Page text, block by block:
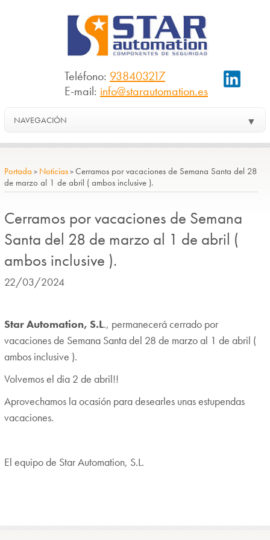
Teléfono: 938403217
E-mail: info@starautomation.es
NAVEGACIÓN ▼
Portada > Noticias>Cerramos por vacaciones de Semana Santa del 28
de marzo al 1 de abril ( ambos inclusive ).
Cerramos por vacaciones de Semana
Santa del 28 de marzo al 1 de abril (
ambos inclusive ).
22/03/2024
Star Automation, S.L., permanecerá cerrado por
vacaciones de Semana Santa del 28 de marzo al 1 de abril (
ambos inclusive ).
Volvemos el dia 2 de abril!!
Aprovechamos la ocasión para desearles unas estupendas
vacaciones.
El equipo de Star Automation, S.L.